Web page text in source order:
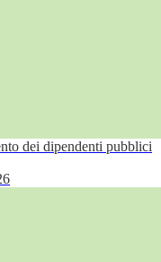
dei dipendenti pubblici